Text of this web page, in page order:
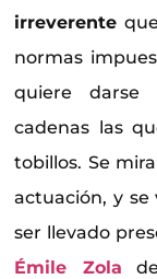
irreverente
normas
quiere darse
cadenas las
tobillos. Se
actuación, y
ser llevado
Émile Zola